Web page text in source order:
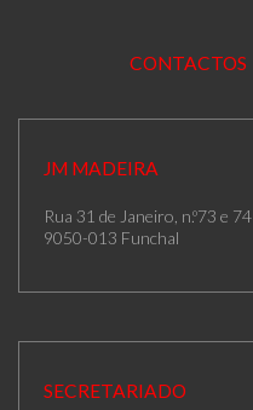
CONTACTOS
JM MADEIRA
Rua 31 de Janeiro, n.º73 e 74
9050-013 Funchal
SECRETARIADO